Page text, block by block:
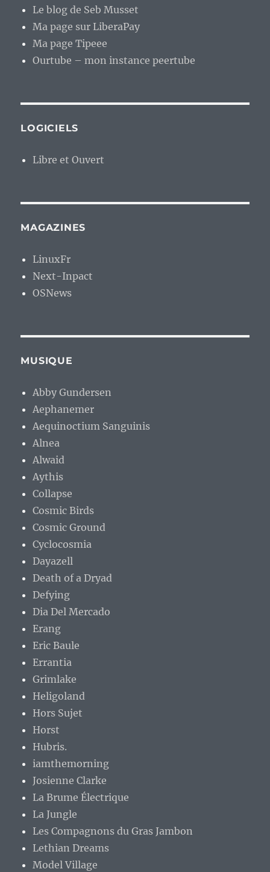
Le blog de Seb Musset
Ma page sur LiberaPay
Ma page Tipeee
Ourtube – mon instance peertube
LOGICIELS
Libre et Ouvert
MAGAZINES
LinuxFr
Next-Inpact
OSNews
MUSIQUE
Abby Gundersen
Aephanemer
Aequinoctium Sanguinis
Alnea
Alwaid
Aythis
Collapse
Cosmic Birds
Cosmic Ground
Cyclocosmia
Dayazell
Death of a Dryad
Defying
Dia Del Mercado
Erang
Eric Baule
Errantia
Grimlake
Heligoland
Hors Sujet
Horst
Hubris.
iamthemorning
Josienne Clarke
La Brume Électrique
La Jungle
Les Compagnons du Gras Jambon
Lethian Dreams
Model Village